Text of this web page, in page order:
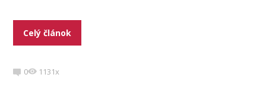
Celý článok
0 1131x